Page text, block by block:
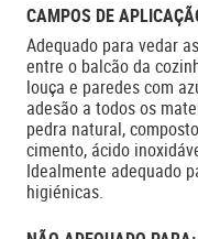
CAMPOS DE
Adequado para vedar
entre o balcão da
louça e paredes com
adesão a todos os
pedra natural,
cimento, ácido
Idealmente adequado
higiénicas.